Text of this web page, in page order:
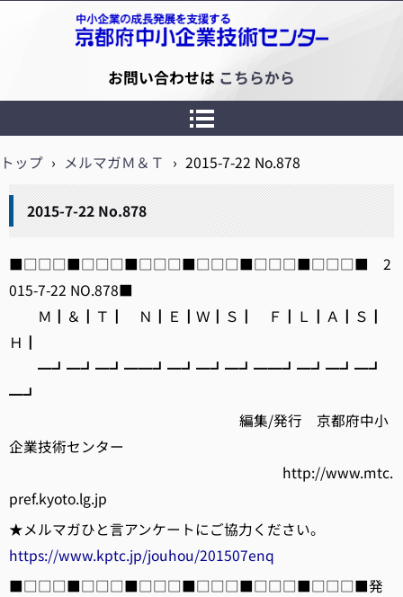
京都府中小企業技術センター
お問い合わせは こちらから
トップ › メルマガＭ＆Ｔ › 2015-7-22 No.878
2015-7-22 No.878
■□□□■□□□■□□□■□□□■□□□■□□□■ 2
015-7-22 NO.878■
Ｍ┃＆┃Ｔ┃ Ｎ┃Ｅ┃Ｗ┃Ｓ┃ Ｆ┃Ｌ┃Ａ┃Ｓ┃
Ｈ┃
━┛━┛━┛━━┛━┛━┛━┛━━┛━┛━┛━┛
━┛
編集/発行 京都府中小
企業技術センター
http://www.mtc.
pref.kyoto.lg.jp
★メルマガひと言アンケートにご協力ください。
https://www.kptc.jp/jouhou/201507enq
■□□□■□□□■□□□■□□□■□□□■□□□■発